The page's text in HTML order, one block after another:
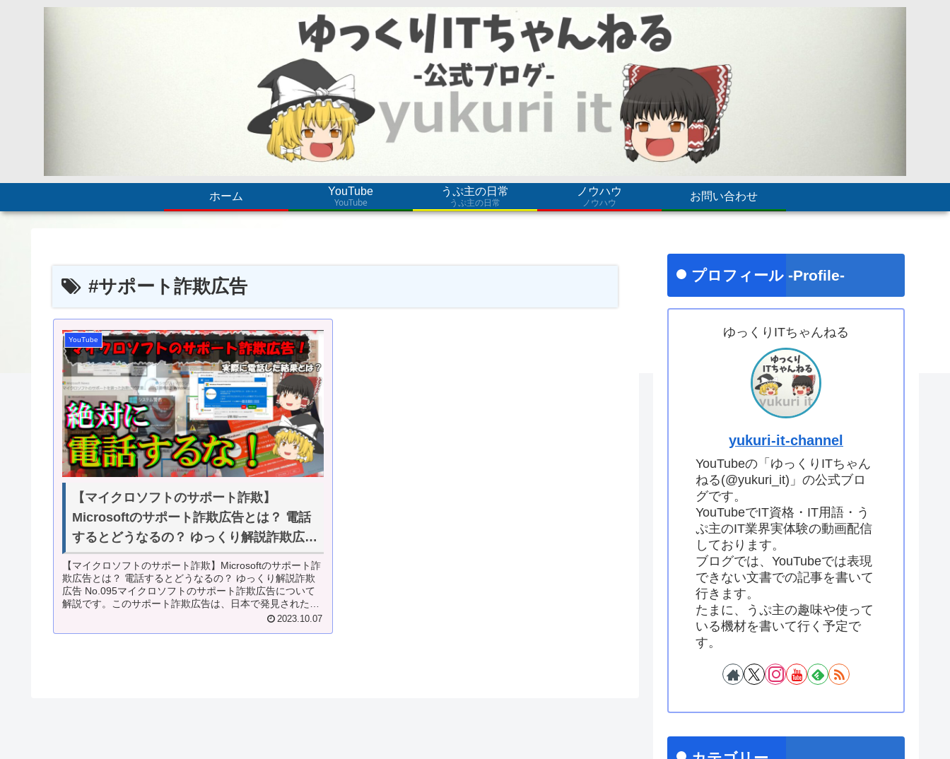
ホーム
YouTube
YouTube
うぷ主の日常
うぷ主の日常
ノウハウ
ノウハウ
お問い合わせ
#サポート詐欺広告
YouTube
【マイクロソフトのサポート詐欺】
Microsoftのサポート詐欺広告とは？ 電話
するとどうなるの？ ゆっくり解説詐欺広告
No.095
【マイクロソフトのサポート詐欺】Microsoftのサポート詐
欺広告とは？ 電話するとどうなるの？ ゆっくり解説詐欺
広告 No.095マイクロソフトのサポート詐欺広告について
解説です。このサポート詐欺広告は、日本で発見されたの
2023.10.07
プロフィール -Profile-
ゆっくりITちゃんねる
yukuri-it-channel
YouTubeの「ゆっくりITちゃん
ねる(@yukuri_it)」の公式ブロ
グです。
YouTubeでIT資格・IT用語・う
ぷ主のIT業界実体験の動画配信
しております。
ブログでは、YouTubeでは表現
できない文書での記事を書いて
行きます。
たまに、うぷ主の趣味や使って
いる機材を書いて行く予定で
す。